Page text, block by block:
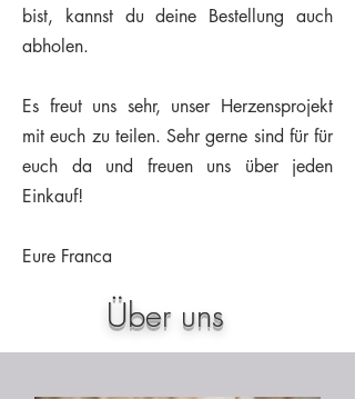
bist, kannst du deine Bestellung auch
abholen.
Es freut uns sehr, unser Herzensprojekt
mit euch zu teilen. Sehr gerne sind für für
euch da und freuen uns über jeden
Einkauf!
Eure Franca
Über uns